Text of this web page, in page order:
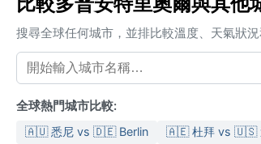
搜尋全球任何城市，並排比較溫度、天氣狀況
全球熱門城市比較:
🇦🇺 悉尼 vs 🇩🇪 Berlin 🇦🇪 杜拜 vs 🇺🇸